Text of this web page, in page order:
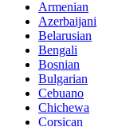
Armenian
Azerbaijani
Belarusian
Bengali
Bosnian
Bulgarian
Cebuano
Chichewa
Corsican